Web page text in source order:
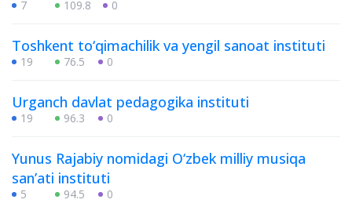
7 109.8 0
Toshkent to‘qimachilik va yengil sanoat instituti
19 76.5 0
Urganch davlat pedagogika instituti
19 96.3 0
Yunus Rajabiy nomidagi O‘zbek milliy musiqa
sanʼati instituti
5 94.5 0